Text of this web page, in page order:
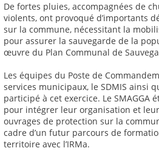
De fortes pluies, accompagnées de
violents, ont provoqué d’importants
sur la commune, nécessitant la
pour assurer la sauvegarde de la
œuvre du Plan Communal de
Les équipes du Poste de
services municipaux, le SDMIS ainsi
participé à cet exercice. Le SMAGGA
pour intégrer leur organisation et
ouvrages de protection sur la
cadre d’un futur parcours de
territoire avec l’IRMa.